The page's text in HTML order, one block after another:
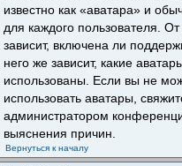
известно как «аватара» и
для каждого пользователя.
зависит, включена ли
него же зависит, какие
использованы. Если вы не
использовать аватары,
администратором
выяснения причин.
Вернуться к началу